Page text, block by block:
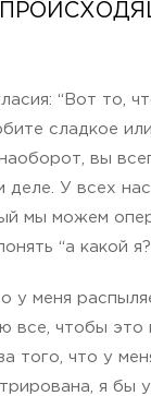
“Вот то,
сладкое
вы
деле. У всех
мы можем
“а какой
у меня
все, чтобы
того, что у
я бы